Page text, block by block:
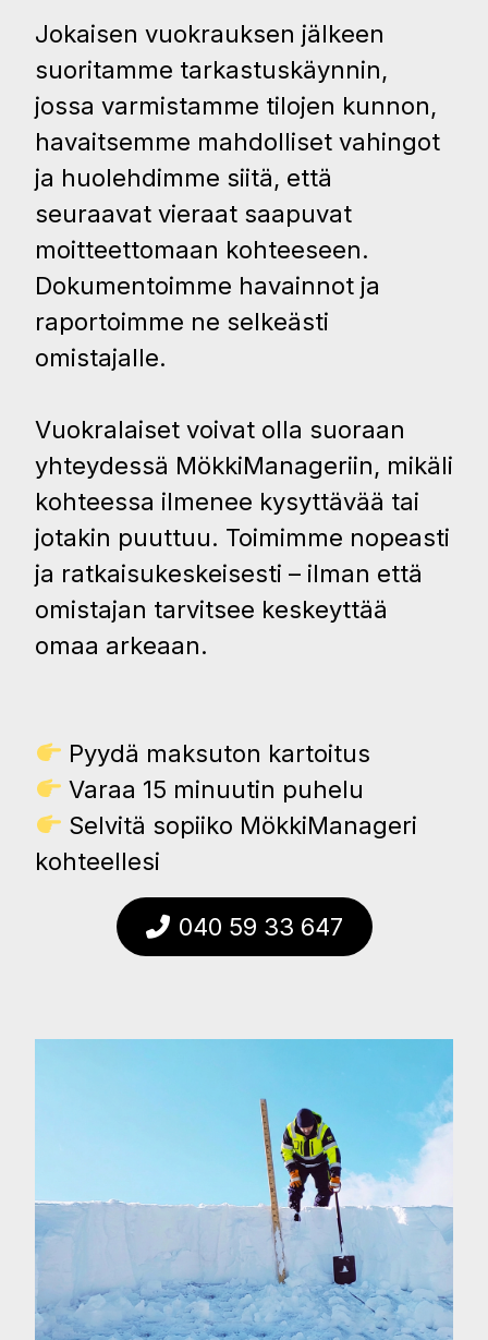
Jokaisen vuokrauksen jälkeen
suoritamme tarkastuskäynnin,
jossa varmistamme tilojen kunnon,
havaitsemme mahdolliset vahingot
ja huolehdimme siitä, että
seuraavat vieraat saapuvat
moitteettomaan kohteeseen.
Dokumentoimme havainnot ja
raportoimme ne selkeästi
omistajalle.
Vuokralaiset voivat olla suoraan
yhteydessä MökkiManageriin, mikäli
kohteessa ilmenee kysyttävää tai
jotakin puuttuu. Toimimme nopeasti
ja ratkaisukeskeisesti – ilman että
omistajan tarvitsee keskeyttää
omaa arkeaan.
Pyydä maksuton kartoitus
Varaa 15 minuutin puhelu
Selvitä sopiiko MökkiManageri
kohteellesi
040 59 33 647